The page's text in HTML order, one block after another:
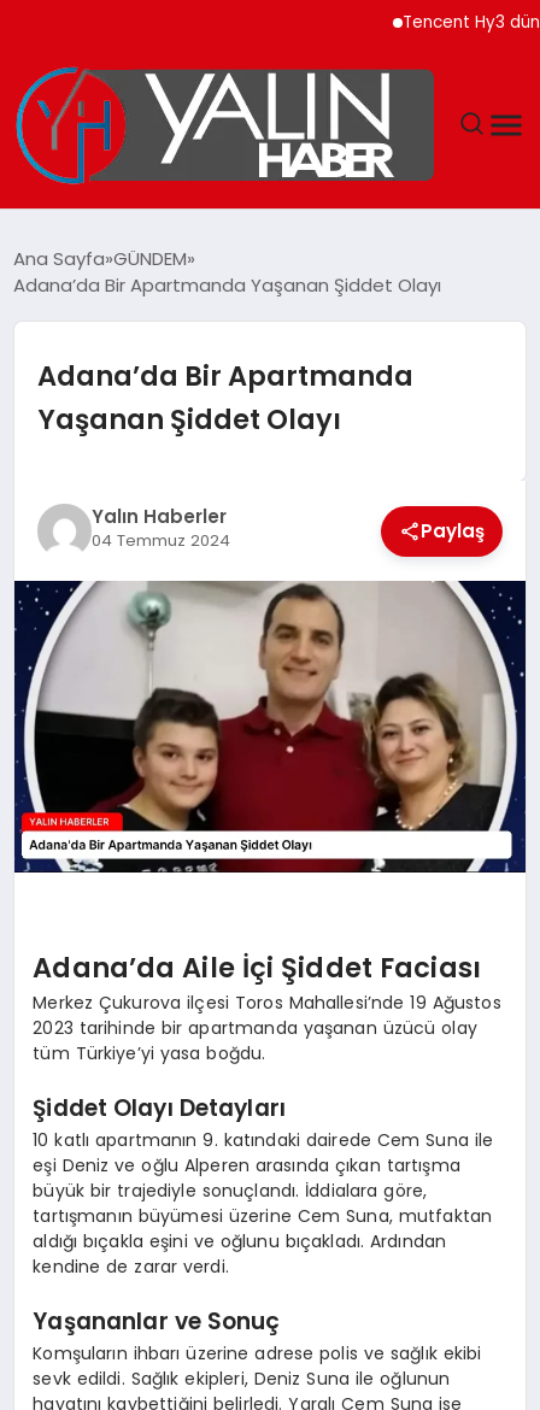
Tencent Hy3 dünya
DÜNYA
EKONOMİ
EĞİTİM
TEKNOLOJİ
MAGAZİN
Ana Sayfa GÜNDEM
Adana’da Bir Apartmanda Yaşanan Şiddet Olayı
Adana’da Bir Apartmanda
Yaşanan Şiddet Olayı
Yalın Haberler
04 Temmuz 2024 Paylaş
Adana’da Aile İçi Şiddet Faciası
Merkez Çukurova ilçesi Toros Mahallesi’nde 19 Ağustos
2023 tarihinde bir apartmanda yaşanan üzücü olay
tüm Türkiye’yi yasa boğdu.
Şiddet Olayı Detayları
10 katlı apartmanın 9. katındaki dairede Cem Suna ile
eşi Deniz ve oğlu Alperen arasında çıkan tartışma
büyük bir trajediyle sonuçlandı. İddialara göre,
tartışmanın büyümesi üzerine Cem Suna, mutfaktan
aldığı bıçakla eşini ve oğlunu bıçakladı. Ardından
kendine de zarar verdi.
Yaşananlar ve Sonuç
Komşuların ihbarı üzerine adrese polis ve sağlık ekibi
sevk edildi. Sağlık ekipleri, Deniz Suna ile oğlunun
hayatını kaybettiğini belirledi. Yaralı Cem Suna ise